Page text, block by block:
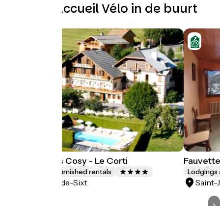
Andere Accueil Vélo in de buurt
Chalet Aravis Cosy - Le Corti
Lodgings and furnished rentals
Saint-Jean-de-Sixt
Lodgings
Saint-